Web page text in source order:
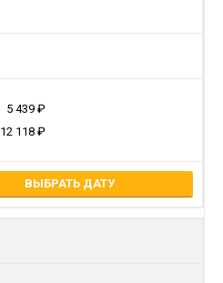
5 439
12 118
ВЫБРАТЬ ДАТУ